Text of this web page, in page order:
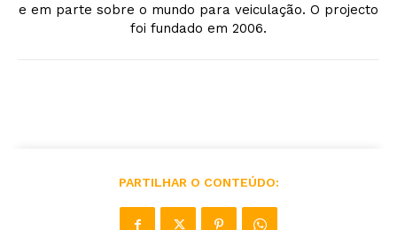
e em parte sobre o mundo para veiculação. O projecto
foi fundado em 2006.
PARTILHAR O CONTEÚDO: